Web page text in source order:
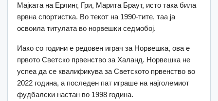
Мајката на Ерлинг, Гри, Марита Браут, исто така била
врвна спортистка. Во текот на 1990-тите, таа ја
освоила титулата во норвешки седмобој.
Иако со години е редовен играч за Норвешка, ова е
првото Светско првенство за Халанд. Норвешка не
успеа да се квалификува за Светското првенство во
2022 година, а последен пат играше на најголемиот
фудбалски настан во 1998 година.